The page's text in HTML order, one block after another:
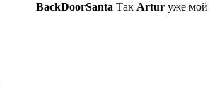
BackDoorSanta Так Artur уже мой